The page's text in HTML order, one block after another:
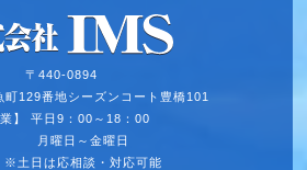
〒440-0894
町129番地シーズンコート豊橋101
業】 平日9：00～18：00
月曜日～金曜日
※土日は応相談・対応可能